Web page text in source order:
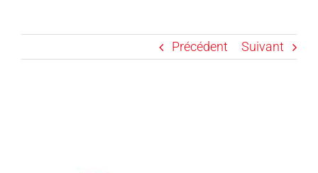
Précédent Suivant